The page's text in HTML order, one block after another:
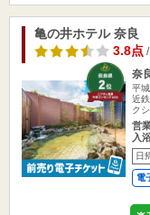
亀の井ホテル 奈良
3.8点/
奈
平
近
ク
営
入
日
電